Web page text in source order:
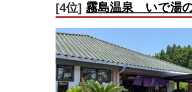
[4位] 霧島温泉 いで湯